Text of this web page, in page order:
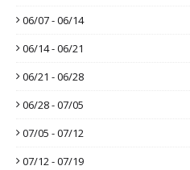
06/07 - 06/14
06/14 - 06/21
06/21 - 06/28
06/28 - 07/05
07/05 - 07/12
07/12 - 07/19